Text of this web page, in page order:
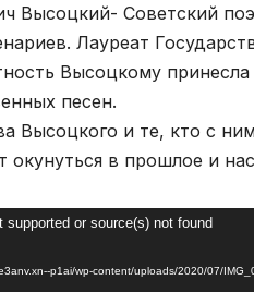
Высоцкий- Советский
Лауреат
Высоцкому принесла
песен.
Высоцкого и те, кто с
окунуться в прошлое и
supported or source(s) not found
p1ai/wp-content/uploads/2020/07/